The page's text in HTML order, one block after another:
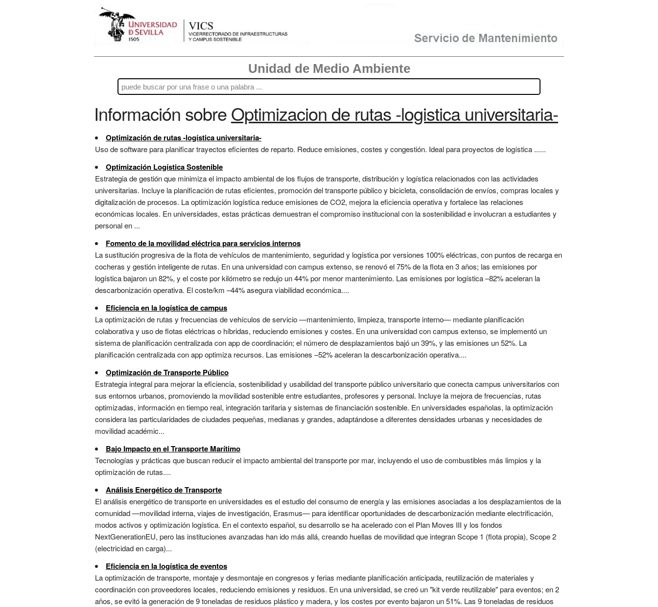
Unidad de Medio Ambiente
Información sobreOptimizacion de rutas -logistica universitaria-
Optimización de rutas -logística universitaria-
Uso de software para planificar trayectos eficientes de reparto. Reduce emisiones, costes y congestión. Ideal para proyectos de logística ......
Optimización Logística Sostenible
Estrategia de gestión que minimiza el impacto ambiental de los flujos de transporte, distribución y logística relacionados con las actividades
universitarias. Incluye la planificación de rutas eficientes, promoción del transporte público y bicicleta, consolidación de envíos, compras locales y
digitalización de procesos. La optimización logística reduce emisiones de CO2, mejora la eficiencia operativa y fortalece las relaciones
económicas locales. En universidades, estas prácticas demuestran el compromiso institucional con la sostenibilidad e involucran a estudiantes y
personal en ...
Fomento de la movilidad eléctrica para servicios internos
La sustitución progresiva de la flota de vehículos de mantenimiento, seguridad y logística por versiones 100% eléctricas, con puntos de recarga en
cocheras y gestión inteligente de rutas. En una universidad con campus extenso, se renovó el 75% de la flota en 3 años; las emisiones por
logística bajaron un 82%, y el coste por kilómetro se redujo un 44% por menor mantenimiento. Las emisiones por logística –82% aceleran la
descarbonización operativa. El coste/km –44% asegura viabilidad económica....
Eficiencia en la logística de campus
La optimización de rutas y frecuencias de vehículos de servicio —mantenimiento, limpieza, transporte interno— mediante planificación
colaborativa y uso de flotas eléctricas o híbridas, reduciendo emisiones y costes. En una universidad con campus extenso, se implementó un
sistema de planificación centralizada con app de coordinación; el número de desplazamientos bajó un 39%, y las emisiones un 52%. La
planificación centralizada con app optimiza recursos. Las emisiones –52% aceleran la descarbonización operativa....
Optimización de Transporte Público
Estrategia integral para mejorar la eficiencia, sostenibilidad y usabilidad del transporte público universitario que conecta campus universitarios con
sus entornos urbanos, promoviendo la movilidad sostenible entre estudiantes, profesores y personal. Incluye la mejora de frecuencias, rutas
optimizadas, información en tiempo real, integración tarifaria y sistemas de financiación sostenible. En universidades españolas, la optimización
considera las particularidades de ciudades pequeñas, medianas y grandes, adaptándose a diferentes densidades urbanas y necesidades de
movilidad académic...
Bajo Impacto en el Transporte Marítimo
Tecnologías y prácticas que buscan reducir el impacto ambiental del transporte por mar, incluyendo el uso de combustibles más limpios y la
optimización de rutas....
Análisis Energético de Transporte
El análisis energético de transporte en universidades es el estudio del consumo de energía y las emisiones asociadas a los desplazamientos de la
comunidad —movilidad interna, viajes de investigación, Erasmus— para identificar oportunidades de descarbonización mediante electrificación,
modos activos y optimización logística. En el contexto español, su desarrollo se ha acelerado con el Plan Moves III y los fondos
NextGenerationEU, pero las instituciones avanzadas han ido más allá, creando huellas de movilidad que integran Scope 1 (flota propia), Scope 2
(electricidad en carga)...
Eficiencia en la logística de eventos
La optimización de transporte, montaje y desmontaje en congresos y ferias mediante planificación anticipada, reutilización de materiales y
coordinación con proveedores locales, reduciendo emisiones y residuos. En una universidad, se creó un "kit verde reutilizable" para eventos; en 2
años, se evitó la generación de 9 toneladas de residuos plástico y madera, y los costes por evento bajaron un 51%. Las 9 toneladas de residuos